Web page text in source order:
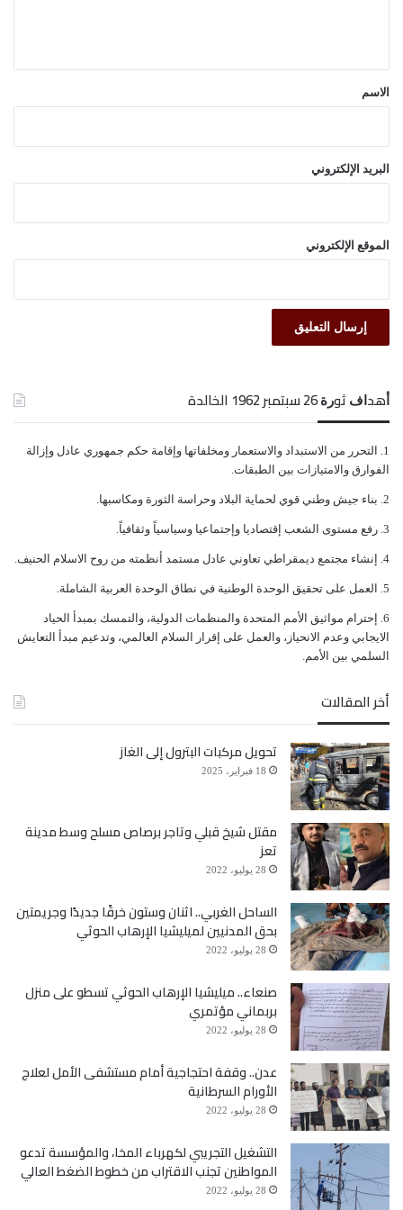
*الاسم
البريد الإلكتروني
الموقع الإلكتروني
ﺃﻫﺪﺍﻑ ﺛﻮﺭﺓ 26 ﺳﺒﺘﻤﺒﺮ 1962 الخالدة
ﺍﻟﺘﺤﺮﺭ ﻣﻦ ﺍﻻﺳﺘﺒﺪﺍﺩ ﻭﺍﻻﺳﺘﻌﻤﺎﺭ ﻭﻣﺨﻠﻔﺎﺗﻬﺎ ﻭﺇﻗﺎﻣﺔ ﺣﻜﻢ ﺟﻤﻬﻮﺭﻱ ﻋﺎﺩﻝ ﻭﺇﺯﺍﻟﺔ
ﺍﻟﻔﻮﺍﺭﻕ ﻭﺍﻻﻣﺘﻴﺎﺯﺍﺕ ﺑﻴﻦ ﺍﻟﻄﺒﻘﺎﺕ.
ﺑﻨﺎﺀ ﺟﻴﺶ ﻭﻃﻨﻲ ﻗﻮﻱ ﻟﺤﻤﺎﻳﺔ ﺍﻟﺒﻼﺩ ﻭﺣﺮﺍﺳﺔ ﺍﻟﺜﻮﺭﺓ ﻭﻣﻜﺎﺳﺒﻬﺎ.
ﺭﻓﻊ ﻣﺴﺘﻮﻯ ﺍﻟﺸﻌﺐ ﺇﻗﺘﺼﺎﺩﻳﺎ ﻭﺇﺟﺘﻤﺎﻋﻴﺎ ﻭﺳﻴﺎﺳﻴﺎً ﻭﺛﻘﺎﻓﻴﺎً.
ﺇﻧﺸﺎﺀ ﻣﺠﺘﻤﻊ ﺩﻳﻤﻘﺮﺍﻃﻲ ﺗﻌﺎﻭﻧﻲ ﻋﺎﺩﻝ ﻣﺴﺘﻤﺪ ﺃﻧﻈﻤﺘﻪ ﻣﻦ ﺭﻭﺡ ﺍﻻﺳﻼﻡ ﺍﻟﺤﻨﻴﻒ.
ﺍﻟﻌﻤﻞ ﻋﻠﻰ ﺗﺤﻘﻴﻖ ﺍﻟﻮﺣﺪﺓ ﺍﻟﻮﻃﻨﻴﺔ ﻓﻲ ﻧﻄﺎﻕ ﺍﻟﻮﺣﺪﺓ ﺍﻟﻌﺮﺑﻴﺔ ﺍﻟﺸﺎﻣﻠﺔ.
ﺇﺣﺘﺮﺍﻡ ﻣﻮﺍﺛﻴﻖ الأﻣﻢ ﺍﻟﻤﺘﺤﺪﺓ ﻭﺍﻟﻤﻨﻈﻤﺎﺕ ﺍﻟﺪﻭﻟﻴﺔ، ﻭﺍﻟﺘﻤﺴﻚ ﺑﻤﺒﺪﺃ ﺍﻟﺤﻴﺎﺩ
ﺍﻻﻳﺠﺎﺑﻲ ﻭﻋﺪﻡ ﺍﻻﻧﺤﻴﺎﺯ، ﻭﺍﻟﻌﻤﻞ ﻋﻠﻰ ﺇﻗﺮﺍﺭ ﺍﻟﺴﻼﻡ ﺍﻟﻌﺎﻟﻤﻲ، ﻭﺗﺪﻋﻴﻢ ﻣﺒﺪﺃ ﺍﻟﺘﻌﺎﻳﺶ
ﺍﻟﺴﻠﻤﻲ ﺑﻴﻦ ﺍﻷﻣﻢ.
أخر المقالات
تحويل مركبات البترول إلى الغاز
18 فبراير، 2025
مقتل شيخ قبلي وتاجر برصاص مسلح وسط مدينة
تعز
28 يوليو، 2022
الساحل الغربي.. اثنان وستون خرقًا جديدًا وجريمتين
بحق المدنيين لميليشيا الإرهاب الحوثي
28 يوليو، 2022
صنعاء.. ميليشيا الإرهاب الحوثي تسطو على منزل
بربماني مؤتمري
28 يوليو، 2022
عدن.. وقفة احتجاجية أمام مستشفى الأمل لعلاج
الأورام السرطانية
28 يوليو، 2022
التشغيل التجريبي لكهرباء المخا، والمؤسسة تدعو
المواطنين تجنب الاقتراب من خطوط الضغط العالي
28 يوليو، 2022